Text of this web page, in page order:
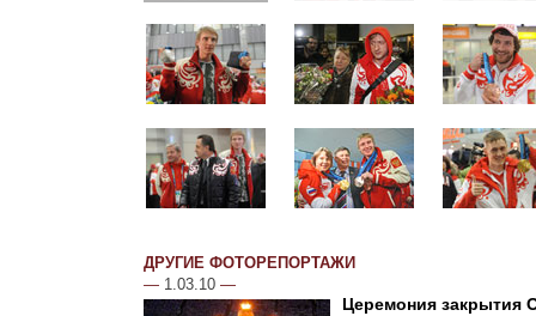
ДРУГИЕ ФОТОРЕПОРТАЖИ
— 1.03.10 —
Церемония закрытия